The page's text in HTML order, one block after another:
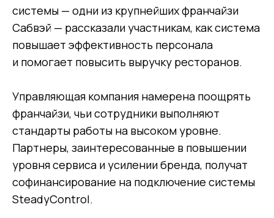
системы — одни из крупнейших франчайзи
Сабвэй — рассказали участникам, как система
повышает эффективность персонала
и помогает повысить выручку ресторанов.
Управляющая компания намерена поощрять
франчайзи, чьи сотрудники выполняют
стандарты работы на высоком уровне.
Партнеры, заинтересованные в повышении
уровня сервиса и усилении бренда, получат
софинансирование на подключение системы
SteadyControl.